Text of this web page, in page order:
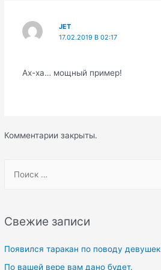
r
h
f
Свежие записи
Появился таракан по поводу девушек
По вашей вере вам дано будет.
JET
17.02.2019 В 02:17
Ах-ха… мощный пример!
Комментарии закрыты.